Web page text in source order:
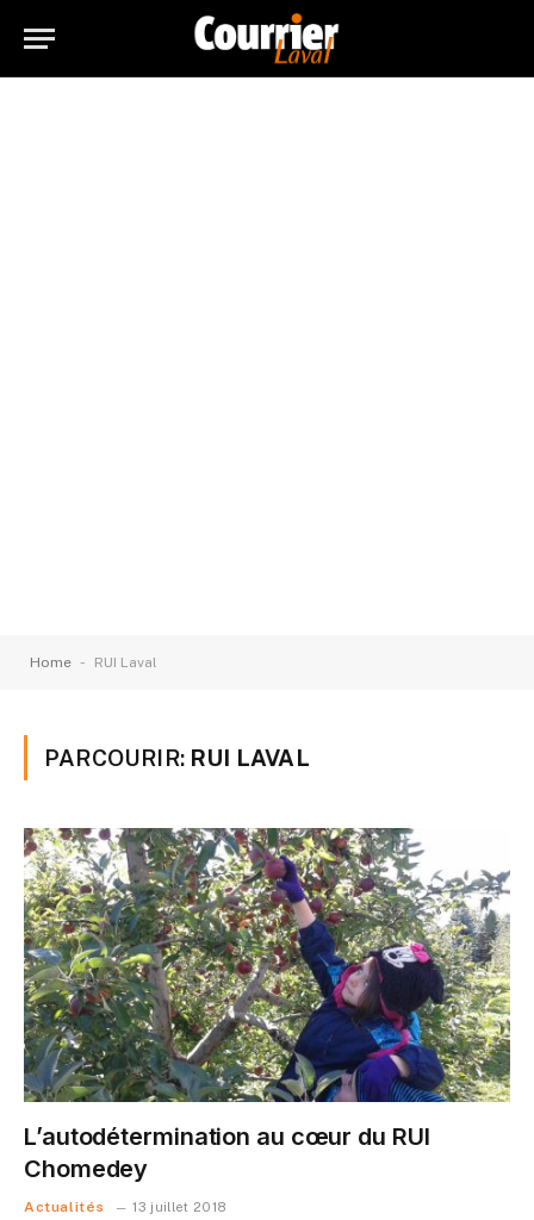
Home - RUI Laval
PARCOURIR: RUI LAVAL
L’autodétermination au cœur du RUI
Chomedey
Actualités 13 juillet 2018